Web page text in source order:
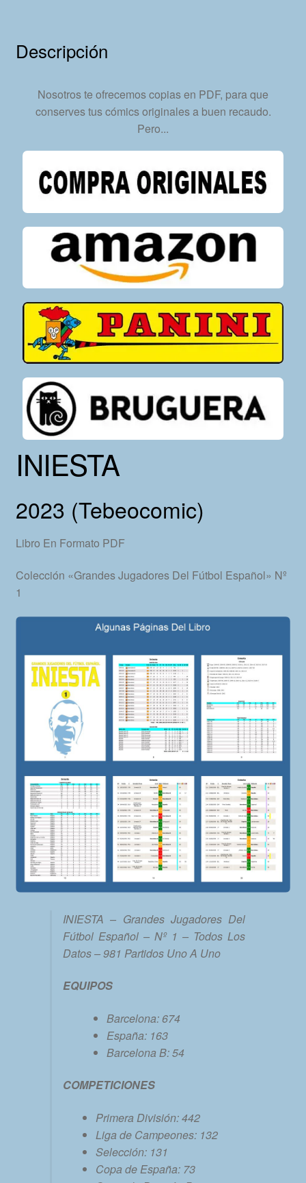
Uno
A
Libro
Descarga
Inmediata
cantidad
Descripción
Nosotros te ofrecemos copias en PDF, para que
conserves tus cómics originales a buen recaudo.
Pero...
INIESTA
2023 (Tebeocomic)
Libro En Formato PDF
Colección «Grandes Jugadores Del Fútbol Español» Nº
1
INIESTA – Grandes Jugadores Del
Fútbol Español – Nº 1 – Todos Los
Datos – 981 Partidos Uno A Uno
EQUIPOS
Barcelona: 674
España: 163
Barcelona B: 54
COMPETICIONES
Primera División: 442
Liga de Campeones: 132
Selección: 131
Copa de España: 73